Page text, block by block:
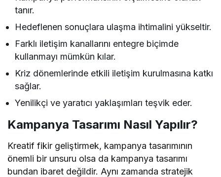
tanır.
Hedeflenen sonuçlara ulaşma ihtimalini yükseltir.
Farklı iletişim kanallarını entegre biçimde
kullanmayı mümkün kılar.
Kriz dönemlerinde etkili iletişim kurulmasına katkı
sağlar.
Yenilikçi ve yaratıcı yaklaşımları teşvik eder.
Kampanya Tasarımı Nasıl Yapılır?
Kreatif fikir geliştirmek, kampanya tasarımının
önemli bir unsuru olsa da kampanya tasarımı
bundan ibaret değildir. Aynı zamanda stratejik